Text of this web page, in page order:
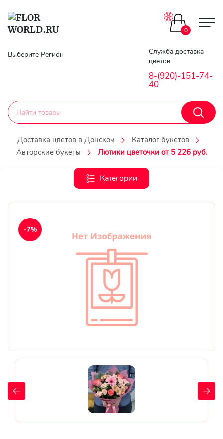
Главная
Доставка
кобинет
Выберите Регион
Служба доставка
цветов
8-(920)-151-74-
40
0
Доставка цветов в Донском
Каталог букетов
Авторские букеты
Лютики цветочки от 5 226 руб.
Категории
Цветы поштучно
Букеты до 2500
Корзины с цветами
Авторские букеты
День рождения
Цветы ребенку
Цветы дочери
-7%